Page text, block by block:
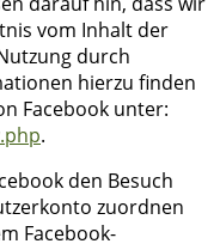
vom Inhalt der
durch
hierzu finden
Facebook unter:
.
den Besuch
zuordnen
Facebook-